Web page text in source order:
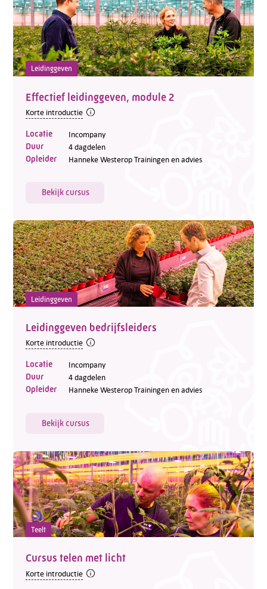
Leidinggeven
Effectief leidinggeven, module 2
Korte introductie
Locatie Incompany
Duur 4 dagdelen
Opleider Hanneke Westerop Trainingen en advies
Bekijk cursus
Leidinggeven
Leidinggeven bedrijfsleiders
Korte introductie
Locatie Incompany
Duur 4 dagdelen
Opleider Hanneke Westerop Trainingen en advies
Bekijk cursus
Teelt
Cursus telen met licht
Korte introductie